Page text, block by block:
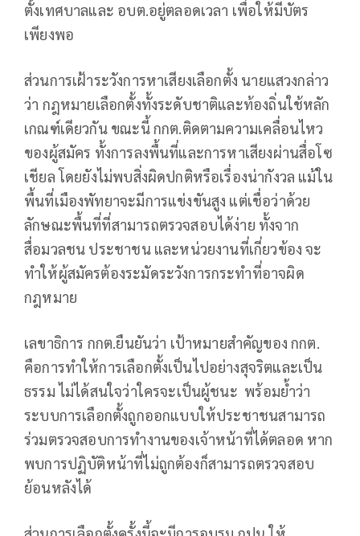
ตั้งเทศบาลและ อบต.อยู่ตลอดเวลา เพื่อให้มีบัตร
เพียงพอ
ส่วนการเฝ้าระวังการหาเสียงเลือกตั้ง นายแสวงกล่าว
ว่า กฎหมายเลือกตั้งทั้งระดับชาติและท้องถิ่นใช้หลัก
เกณฑ์เดียวกัน ขณะนี้ กกต.ติดตามความเคลื่อนไหว
ของผู้สมัคร ทั้งการลงพื้นที่และการหาเสียงผ่านสื่อโซ
เชียล โดยยังไม่พบสิ่งผิดปกติหรือเรื่องน่ากังวล แม้ใน
พื้นที่เมืองพัทยาจะมีการแข่งขันสูง แต่เชื่อว่าด้วย
ลักษณะพื้นที่ที่สามารถตรวจสอบได้ง่าย ทั้งจาก
สื่อมวลชน ประชาชน และหน่วยงานที่เกี่ยวข้อง จะ
ทำให้ผู้สมัครต้องระมัดระวังการกระทำที่อาจผิด
กฎหมาย
เลขาธิการ กกต.ยืนยันว่า เป้าหมายสำคัญของ กกต.
คือการทำให้การเลือกตั้งเป็นไปอย่างสุจริตและเป็น
ธรรม ไม่ได้สนใจว่าใครจะเป็นผู้ชนะ พร้อมย้ำว่า
ระบบการเลือกตั้งถูกออกแบบให้ประชาชนสามารถ
ร่วมตรวจสอบการทำงานของเจ้าหน้าที่ได้ตลอด หาก
พบการปฏิบัติหน้าที่ไม่ถูกต้องก็สามารถตรวจสอบ
ย้อนหลังได้